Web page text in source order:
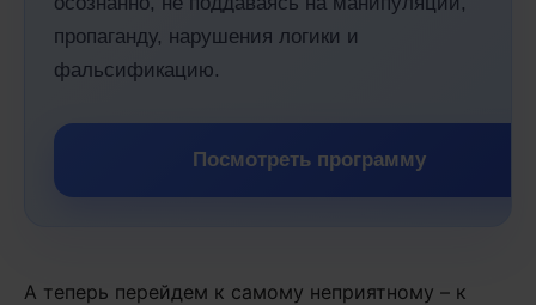
пропаганду, нарушения логики и
фальсификацию.
Посмотреть программу
А теперь перейдем к самому неприятному – к